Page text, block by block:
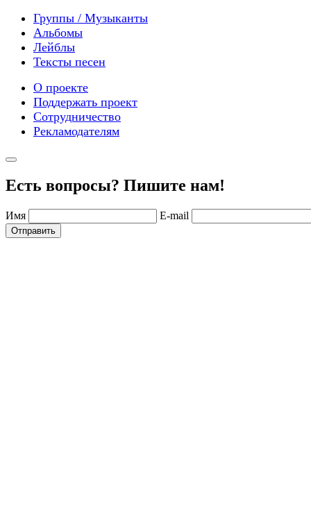
Группы / Музыканты
Альбомы
Лейблы
Тексты песен
О проекте
Поддержать проект
Сотрудничество
Рекламодателям
Есть вопросы? Пишите нам!
Имя E-mail